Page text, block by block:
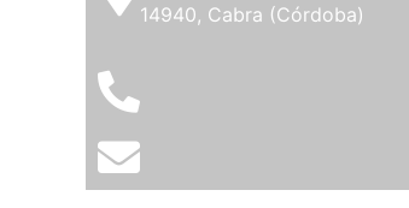
14940, Cabra (Córdoba)